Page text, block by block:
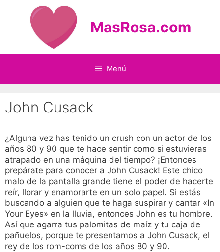
contenido
MasRosa.com
Menú
John Cusack
¿Alguna vez has tenido un crush con un actor de los
años 80 y 90 que te hace sentir como si estuvieras
atrapado en una máquina del tiempo? ¡Entonces
prepárate para conocer a John Cusack! Este chico
malo de la pantalla grande tiene el poder de hacerte
reír, llorar y enamorarte en un solo papel. Si estás
buscando a alguien que te haga suspirar y cantar «In
Your Eyes» en la lluvia, entonces John es tu hombre.
Así que agarra tus palomitas de maíz y tu caja de
pañuelos, porque te presentamos a John Cusack, el
rey de los rom-coms de los años 80 y 90.